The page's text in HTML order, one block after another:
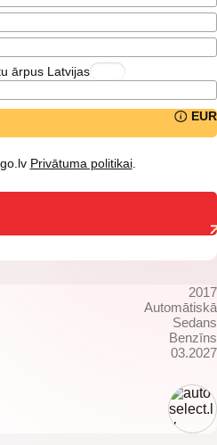
ārpus Latvijas
EUR
Privātuma politikai.
2017
Automātiskā
Sedans
Benzīns
03.2027